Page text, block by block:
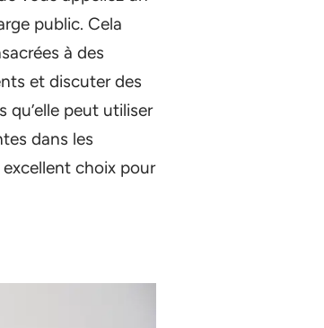
public. Cela
à des
et discuter des
qu’elle peut utiliser
dans les
excellent choix pour